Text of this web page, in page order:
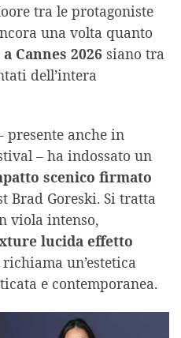
tra le protagoniste
una volta quanto
Cannes 2026 siano tra
dell’intera
presente anche in
– ha indossato un
scenico firmato
Brad Goreski. Si tratta
viola intenso,
lucida effetto
richiama un’estetica
e contemporanea.